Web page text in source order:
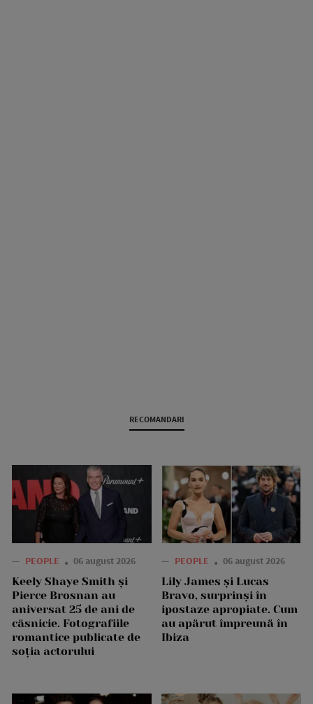
RECOMANDARI
— PEOPLE 06 august 2026
Keely Shaye Smith și
Pierce Brosnan au
aniversat 25 de ani de
căsnicie. Fotografiile
romantice publicate de
soția actorului
— PEOPLE 06 august 2026
Lily James și Lucas
Bravo, surprinși în
ipostaze apropiate. Cum
au apărut împreună în
Ibiza